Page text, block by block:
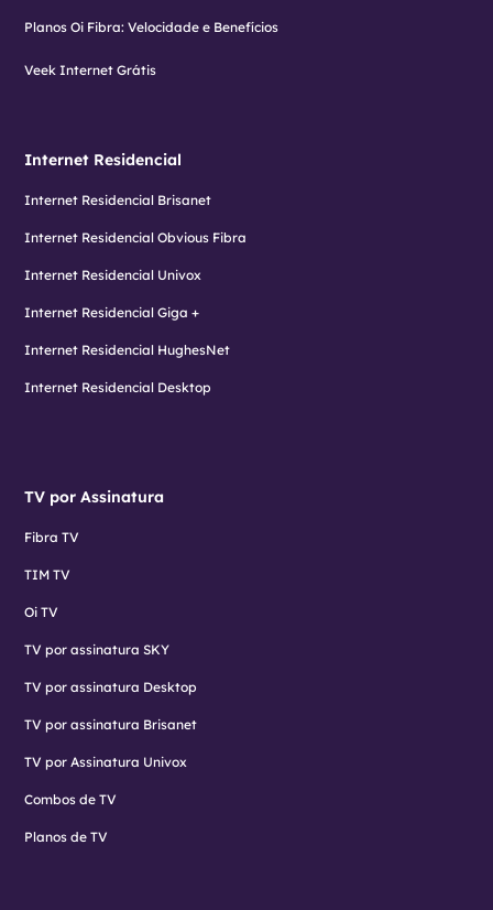
Planos Oi Fibra: Velocidade e Benefícios
Veek Internet Grátis
Internet Residencial
Internet Residencial Brisanet
Internet Residencial Obvious Fibra
Internet Residencial Univox
Internet Residencial Giga +
Internet Residencial HughesNet
Internet Residencial Desktop
TV por Assinatura
Fibra TV
TIM TV
Oi TV
TV por assinatura SKY
TV por assinatura Desktop
TV por assinatura Brisanet
TV por Assinatura Univox
Combos de TV
Planos de TV